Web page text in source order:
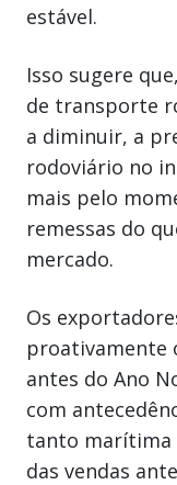
estável.
Isso sugere
de transporte
a diminuir, a
rodoviário no
mais pelo
remessas do
mercado.
Os
proativamente
antes do Ano
com
tanto marítima
das vendas